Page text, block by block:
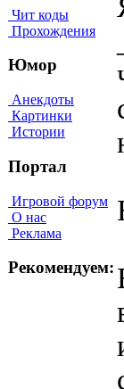
Чит коды
Прохождения
Юмор
Анекдоты
Картинки
Истории
Портал
Игровой форум
О нас
Реклама
Рекомендуем: